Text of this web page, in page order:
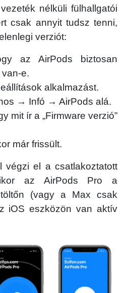
nélküli fülhallgatói
csak annyit tudsz tenni,
verziót:
az AirPods biztosan
e.
alkalmazást.
→ Infó → AirPods alá.
mit ír a „Firmware verzió”
már frissült.
végzi el a csatlakoztatott
az AirPods Pro a
(vagy a Max csak
iOS eszközön van aktív